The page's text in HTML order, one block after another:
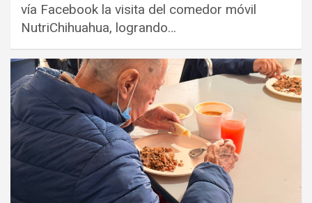
vía Facebook la visita del comedor móvil
NutriChihuahua, logrando…